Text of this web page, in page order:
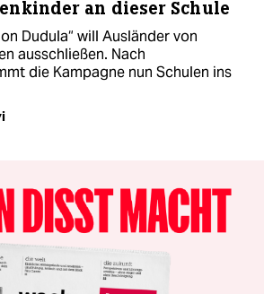
an dieser Schule
Dudula“ will Ausländer von
ausschließen. Nach
die Kampagne nun Schulen ins